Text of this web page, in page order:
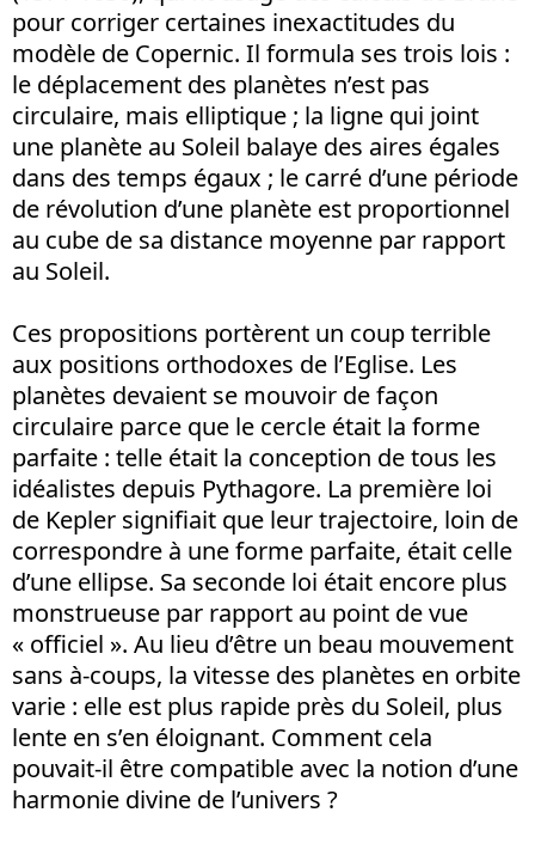
pour corriger certaines inexactitudes du
modèle de Copernic. Il formula ses trois lois :
le déplacement des planètes n’est pas
circulaire, mais elliptique ; la ligne qui joint
une planète au Soleil balaye des aires égales
dans des temps égaux ; le carré d’une période
de révolution d’une planète est proportionnel
au cube de sa distance moyenne par rapport
au Soleil.
Ces propositions portèrent un coup terrible
aux positions orthodoxes de l’Eglise. Les
planètes devaient se mouvoir de façon
circulaire parce que le cercle était la forme
parfaite : telle était la conception de tous les
idéalistes depuis Pythagore. La première loi
de Kepler signifiait que leur trajectoire, loin de
correspondre à une forme parfaite, était celle
d’une ellipse. Sa seconde loi était encore plus
monstrueuse par rapport au point de vue
« officiel ». Au lieu d’être un beau mouvement
sans à-coups, la vitesse des planètes en orbite
varie : elle est plus rapide près du Soleil, plus
lente en s’en éloignant. Comment cela
pouvait-il être compatible avec la notion d’une
harmonie divine de l’univers ?